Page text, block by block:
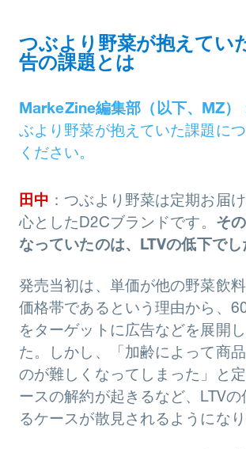
つぶより野菜が抱えてい
告の課題とは
MarkeZine編集部（以下、MZ）
ぶより野菜が抱えていた課題に
ください。
田中 ：つぶより野菜は定期お届
心としたD2Cブランドです。 そ
なっていたのは、LTVの低下でし
発売当初は、単価が他の野菜飲
価格帯であるという理由から、
をターゲットに広告などを展開
た。しかし、「加齢によって商
のが難しくなってしまった」と
ースの解約が起きるなど、LTV
るケースが散見されるようになり